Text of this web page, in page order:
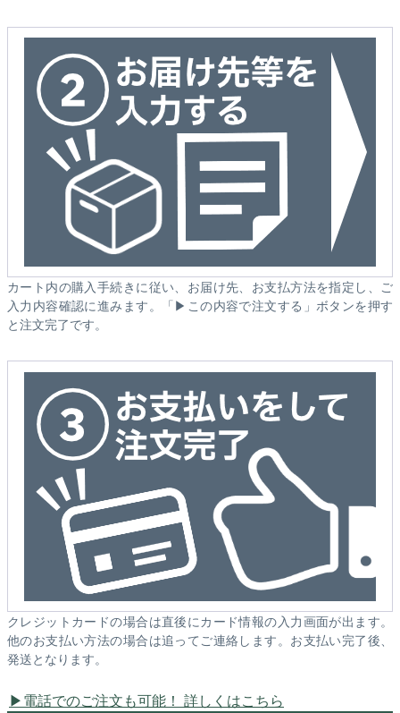
カート内の購入手続きに従い、お届け先、お支払方法を指定し、ご
入力内容確認に進みます。「▶この内容で注文する」ボタンを押す
と注文完了です。
クレジットカードの場合は直後にカード情報の入力画面が出ます。
他のお支払い方法の場合は追ってご連絡します。お支払い完了後、
発送となります。
電話でのご注文も可能！ 詳しくはこちら